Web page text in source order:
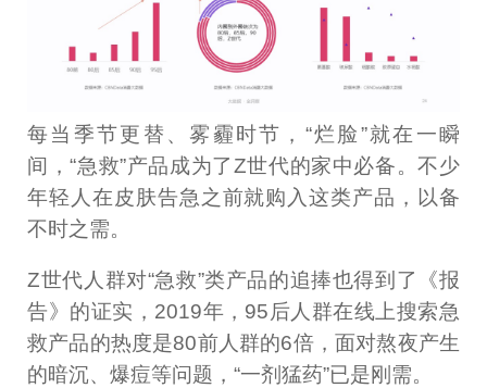
每当季节更替、雾霾时节，“烂脸”就在一瞬
间，“急救”产品成为了Z世代的家中必备。不少
年轻人在皮肤告急之前就购入这类产品，以备
不时之需。
Z世代人群对“急救”类产品的追捧也得到了《报
告》的证实，2019年，95后人群在线上搜索急
救产品的热度是80前人群的6倍，面对熬夜产生
的暗沉、爆痘等问题，“一剂猛药”已是刚需。